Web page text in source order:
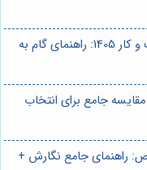
راهنمای جامع ⭐️ طرح توجیهی کسب و کار 1405: راهنمای گام به
جامع برای انتخاب
راهنمای جامع نگارش +